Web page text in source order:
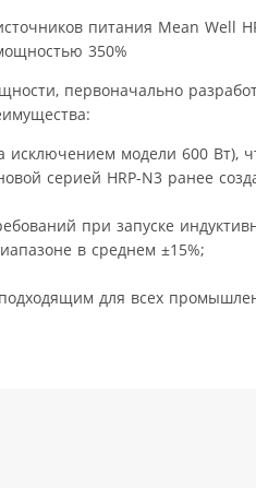
первоначально
модели 600 Вт),
серией HRP-N3 ранее
при запуске
в среднем ±15%;
для всех